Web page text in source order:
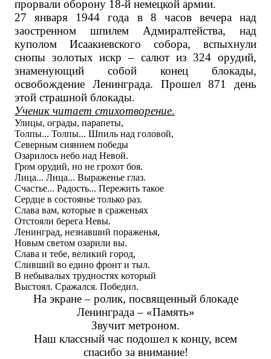
прорвали оборону 18-й немецкой армии.
27 января 1944 года в 8 часов вечера над
заостренном шпилем Адмиралтейства, над
куполом Исаакиевского собора, вспыхнули
снопы золотых искр – салют из 324 орудий,
знаменующий собой конец блокады,
освобождение Ленинграда. Прошел 871 день
этой страшной блокады.
Ученик читает стихотворение.
Улицы, ограды, парапеты,
Толпы... Толпы... Шпиль над головой,
Северным сиянием победы
Озарилось небо над Невой.
Гром орудий, но не грохот боя.
Лица... Лица... Выраженье глаз.
Счастье... Радость... Пережить такое
Сердце в состоянье только раз.
Слава вам, которые в сраженьях
Отстояли берега Невы.
Ленинград, незнавший пораженья,
Новым светом озарили вы.
Слава и тебе, великий город,
Сливший во едино фронт и тыл.
В небывалых трудностях который
Выстоял. Сражался. Победил.
На экране – ролик, посвященный блокаде
Ленинграда – «Память»
Звучит метроном.
Наш классный час подошел к концу, всем
спасибо за внимание!